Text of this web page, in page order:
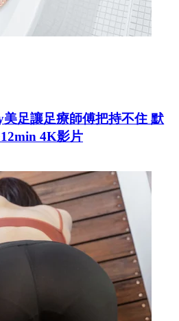
足讓足療師傅把持不住 默
4K影片